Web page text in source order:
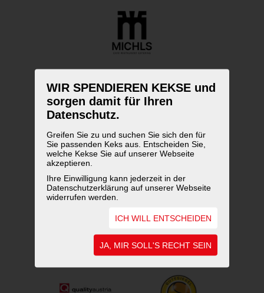
WIR SPENDIEREN KEKSE und
sorgen damit für Ihren
Datenschutz.
Greifen Sie zu und suchen Sie sich den für
Sie passenden Keks aus. Entscheiden Sie,
welche Kekse Sie auf unserer Webseite
akzeptieren.
Ihre Einwilligung kann jederzeit in der
Datenschutzerklärung auf unserer Webseite
widerrufen werden.
ICH WILL ENTSCHEIDEN
JA, MIR SOLL'S RECHT SEIN
UNSERE AUSZEICHNUNGEN